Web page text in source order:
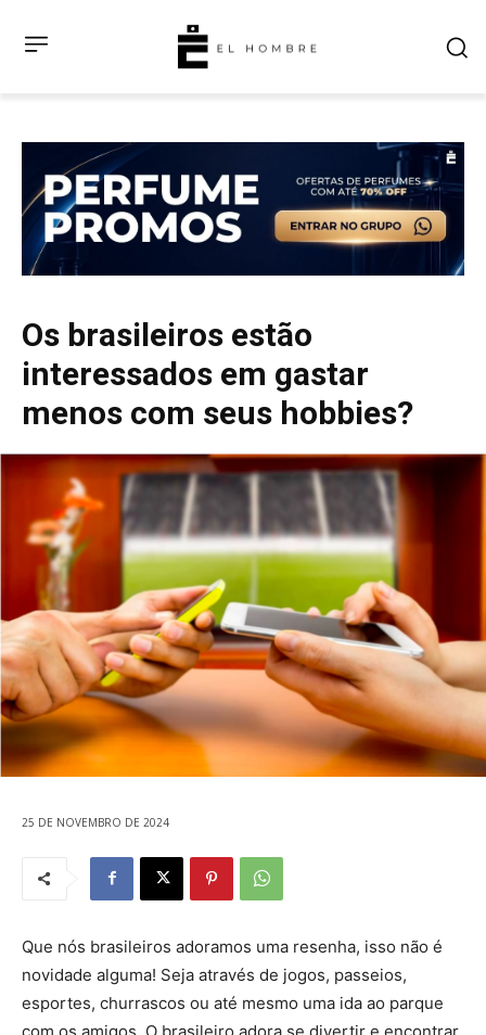
Os brasileiros estão
interessados em gastar
menos com seus hobbies?
25 DE NOVEMBRO DE 2024
Que nós brasileiros adoramos uma resenha, isso não é
novidade alguma! Seja através de jogos, passeios,
esportes, churrascos ou até mesmo uma ida ao parque
com os amigos. O brasileiro adora se divertir e encontrar